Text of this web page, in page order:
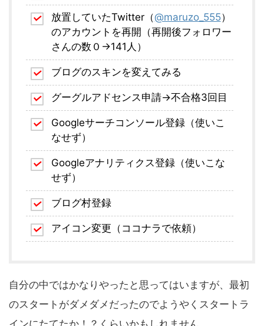
放置していたTwitter（@maruzo_555）
のアカウントを再開（再開後フォロワー
さんの数０→141人）
ブログのスキンを変えてみる
グーグルアドセンス申請→不合格3回目
Googleサーチコンソール登録（使いこ
なせず）
Googleアナリティクス登録（使いこな
せず）
ブログ村登録
アイコン変更（ココナラで依頼）
自分の中ではかなりやったと思ってはいますが、最初
のスタートがダメダメだったのでようやくスタートラ
インにたてたか！？くらいかもしれません。